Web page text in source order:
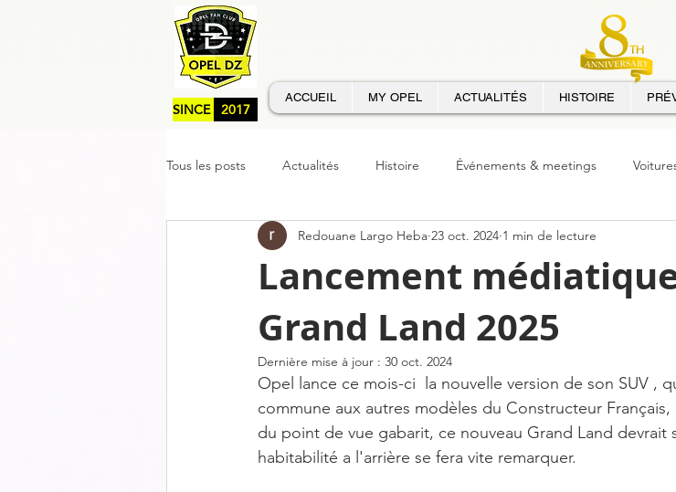
SINCE 2017
ACCUEIL MY OPEL ACTUALITÉS HISTOIRE
Tous les posts Actualités Histoire Événements & meetings
Services OPEL DZ
Lancement
Grand Land 2025
Redouane Largo Heba 23 oct. 2024 1 min de lecture
Dernière mise à jour : 30 oct. 2024
Opel lance ce mois-ci  la nouvelle version de son SUV ,
commune aux autres modèles du Constructeur Français,
du point de vue gabarit, ce nouveau Grand Land devrait
habitabilité a l'arrière se fera vite remarquer.